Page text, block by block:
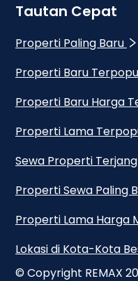
Tautan Cepat
Properti Paling Baru
Properti Baru
Properti Baru Harga
Properti Lama
Sewa Properti
Properti Sewa Paling
Properti Lama Harga
Lokasi di Kota-Kota
© Copyright REMAX